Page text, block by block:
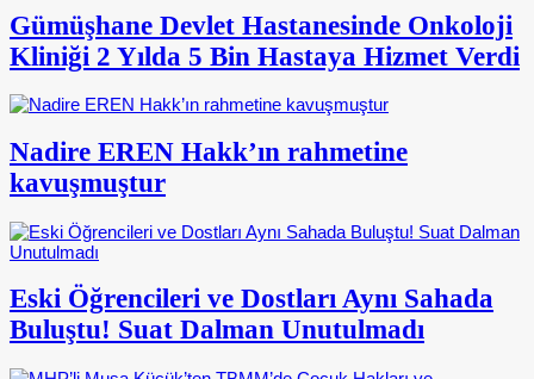
Gümüşhane Devlet Hastanesinde Onkoloji
Kliniği 2 Yılda 5 Bin Hastaya Hizmet Verdi
Nadire EREN Hakk’ın rahmetine
kavuşmuştur
Eski Öğrencileri ve Dostları Aynı Sahada
Buluştu! Suat Dalman Unutulmadı